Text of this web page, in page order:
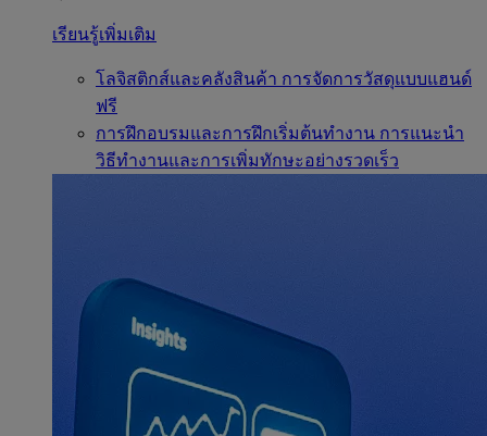
เรียนรู้เพิ่มเติม
โลจิสติกส์และคลังสินค้า การจัดการวัสดุแบบแฮนด์
ฟรี
การฝึกอบรมและการฝึกเริ่มต้นทำงาน การแนะนำ
วิธีทำงานและการเพิ่มทักษะอย่างรวดเร็ว